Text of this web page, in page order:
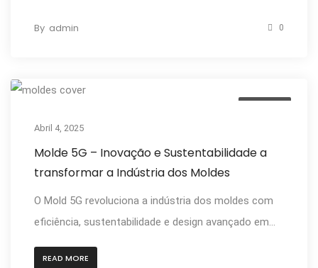
By admin 0
Abril 4, 2025
Molde 5G – Inovação e Sustentabilidade a
transformar a Indústria dos Moldes
O Mold 5G revoluciona a indústria dos moldes com
eficiência, sustentabilidade e design avançado em...
READ MORE